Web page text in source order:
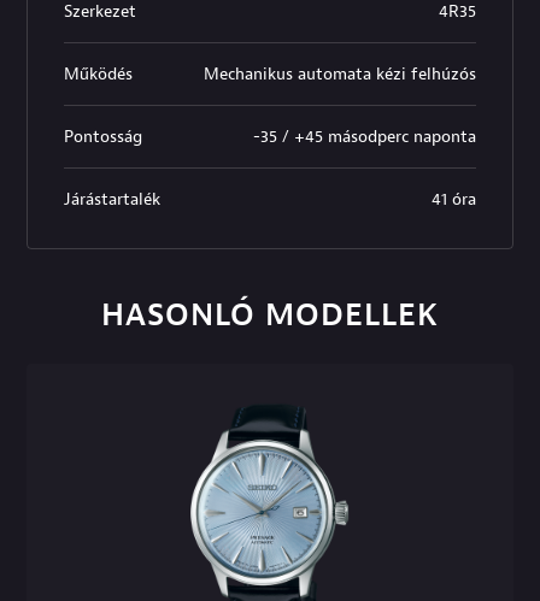
Szerkezet 4R35
Működés Mechanikus automata kézi felhúzós
Pontosság -35 / +45 másodperc naponta
Járástartalék 41 óra
HASONLÓ MODELLEK